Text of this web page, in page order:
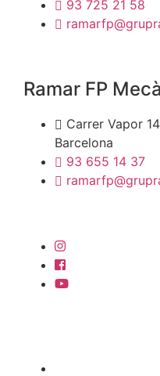
93 725 21 58
Ramar FP
Carrer Vapor
Barcelona
93 655 14 37